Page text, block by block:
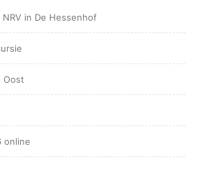
in De Hessenhof
Oost
online